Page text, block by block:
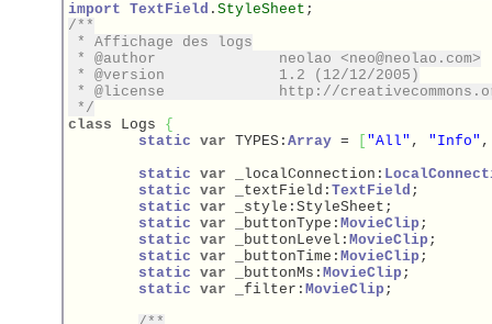
import TextField . StyleSheet
/**
* Affichage des logs
* @author		neolao <neo@neolao.com>
* @version 		1.2 (12/12/2005)
* @license		http://creativecommons.org/licenses/by-sa/2.5/
*/
class Logs {
static var TYPES: Array = "All" , "Info"
static var _localConnection:
static var _textField: TextField ;
static var _style:StyleSheet;
static var _buttonType: MovieClip;
static var _buttonLevel: MovieClip;
static var _buttonTime: MovieClip;
static var _buttonMs: MovieClip;
static var _filter: MovieClip;